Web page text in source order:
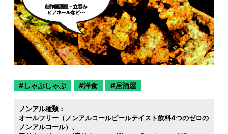
しゃぶしゃぶ 洋食 居酒屋
ノンアル種類：
オールフリー（ノンアルコールビールテイスト飲料4つのゼロの
ノンアルコール）